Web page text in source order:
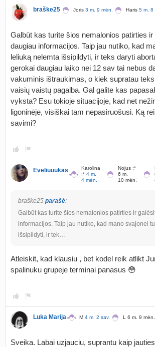
braške25 Joris 3 m. 9 mėn. Haris 5 m. 8
Galbūt kas turite šios nemalonios patirties
daugiau informacijos. Taip jau nutiko, kad
leliuką nelemta išsipildyti, ir teks daryti
gerokai daugiau laiko nei 12 sav tai nebus
vakuminis ištraukimas, o kiek supratau
vaisių vaistų pagalba. Gal galite kas
vyksta? Esu tokioje situacijoje, kad net
ligoninėje, visiškai tam nepasiruošusi. Ką
savimi?
Eveliuuukas
Karolina
:* 4 m.
4 mėn.
Nojus :*
6 m.
10 mėn.
braške25 parašė:
Galbūt kas turite šios nemalonios patirties ir
informacijos. Taip jau nutiko, kad mano svajonei
išsipildyti, ir tek…
Atleiskit, kad klausiu , bet kodel reik atlikt
spalinuku grupeje terminai panasus 😳
Luka Marija M 4 m. 2 sav. L 6 m. 9 mėn.
Sveika. Labai uzjauciu, suprantu kaip